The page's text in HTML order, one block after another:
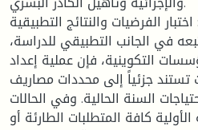
اختبار الفرضيات والنتائج التطبيقية
في الجانب التطبيقي للدراسة،
التكوينية، فإن عملية إعداد
تستند جزئياً إلى محددات مصاريف
السنة الحالية. وفي الحالات
كافة المتطلبات الطارئة أو